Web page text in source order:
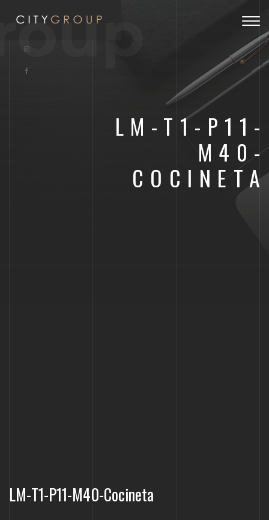
LM-T1-P11-
M40-
COCINETA
LM-T1-P11-M40-Cocineta